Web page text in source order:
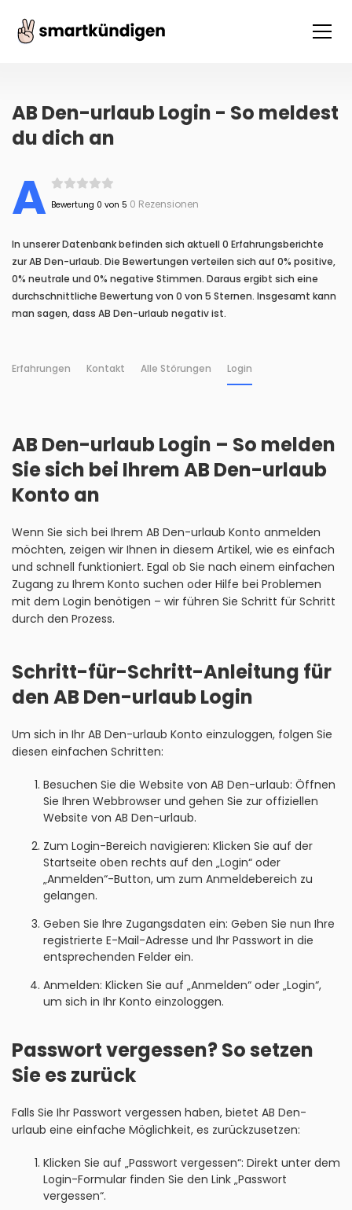
AB Den-urlaub Login - So meldest
du dich an
A Bewertung 0 von 5 0 Rezensionen
In unserer Datenbank befinden sich aktuell 0 Erfahrungsberichte
zur AB Den-urlaub. Die Bewertungen verteilen sich auf 0% positive,
0% neutrale und 0% negative Stimmen. Daraus ergibt sich eine
durchschnittliche Bewertung von 0 von 5 Sternen. Insgesamt kann
man sagen, dass AB Den-urlaub negativ ist.
Erfahrungen Kontakt Alle Störungen Login
AB Den-urlaub Login – So melden
Sie sich bei Ihrem AB Den-urlaub
Konto an
Wenn Sie sich bei Ihrem AB Den-urlaub Konto anmelden
möchten, zeigen wir Ihnen in diesem Artikel, wie es einfach
und schnell funktioniert. Egal ob Sie nach einem einfachen
Zugang zu Ihrem Konto suchen oder Hilfe bei Problemen
mit dem Login benötigen – wir führen Sie Schritt für Schritt
durch den Prozess.
Schritt-für-Schritt-Anleitung für
den AB Den-urlaub Login
Um sich in Ihr AB Den-urlaub Konto einzuloggen, folgen Sie
diesen einfachen Schritten:
Besuchen Sie die Website von AB Den-urlaub: Öffnen
Sie Ihren Webbrowser und gehen Sie zur offiziellen
Website von AB Den-urlaub.
Zum Login-Bereich navigieren: Klicken Sie auf der
Startseite oben rechts auf den „Login“ oder
„Anmelden“-Button, um zum Anmeldebereich zu
gelangen.
Geben Sie Ihre Zugangsdaten ein: Geben Sie nun Ihre
registrierte E-Mail-Adresse und Ihr Passwort in die
entsprechenden Felder ein.
Anmelden: Klicken Sie auf „Anmelden“ oder „Login“,
um sich in Ihr Konto einzologgen.
Passwort vergessen? So setzen
Sie es zurück
Falls Sie Ihr Passwort vergessen haben, bietet AB Den-
urlaub eine einfache Möglichkeit, es zurückzusetzen:
Klicken Sie auf „Passwort vergessen“: Direkt unter dem
Login-Formular finden Sie den Link „Passwort
vergessen“.